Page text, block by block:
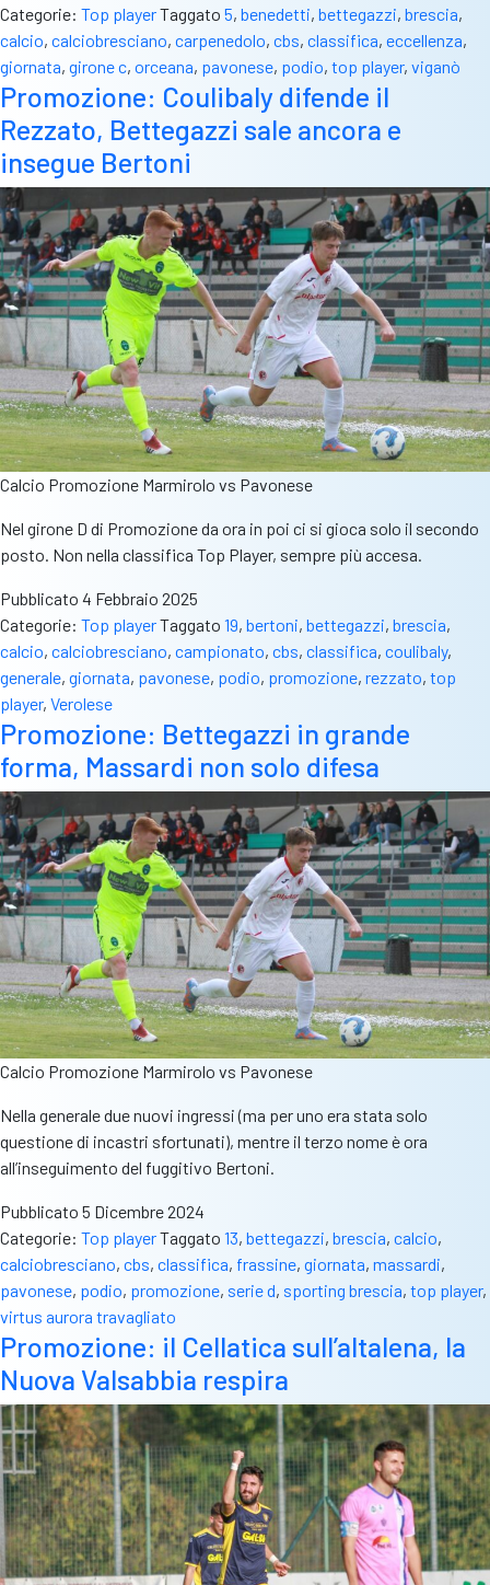
Categorie: Top playerTaggato 5, benedetti, bettegazzi, brescia,
calcio, calciobresciano, carpenedolo, cbs, classifica, eccellenza,
giornata, girone c, orceana, pavonese, podio, top player, viganò
Promozione: Coulibaly difende il
Rezzato, Bettegazzi sale ancora e
insegue Bertoni
Calcio Promozione Marmirolo vs Pavonese
Nel girone D di Promozione da ora in poi ci si gioca solo il secondo
posto. Non nella classifica Top Player, sempre più accesa.
Pubblicato 4 Febbraio 2025
Categorie: Top playerTaggato 19, bertoni, bettegazzi, brescia,
calcio, calciobresciano, campionato, cbs, classifica, coulibaly,
generale, giornata, pavonese, podio, promozione, rezzato, top
player, Verolese
Promozione: Bettegazzi in grande
forma, Massardi non solo difesa
Calcio Promozione Marmirolo vs Pavonese
Nella generale due nuovi ingressi (ma per uno era stata solo
questione di incastri sfortunati), mentre il terzo nome è ora
all’inseguimento del fuggitivo Bertoni.
Pubblicato 5 Dicembre 2024
Categorie: Top playerTaggato 13, bettegazzi, brescia, calcio,
calciobresciano, cbs, classifica, frassine, giornata, massardi,
pavonese, podio, promozione, serie d, sporting brescia, top player,
virtus aurora travagliato
Promozione: il Cellatica sull’altalena, la
Nuova Valsabbia respira